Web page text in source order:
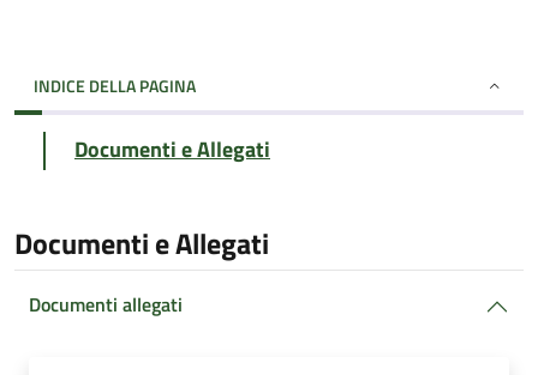
INDICE DELLA PAGINA
Documenti e Allegati
Documenti e Allegati
Documenti allegati